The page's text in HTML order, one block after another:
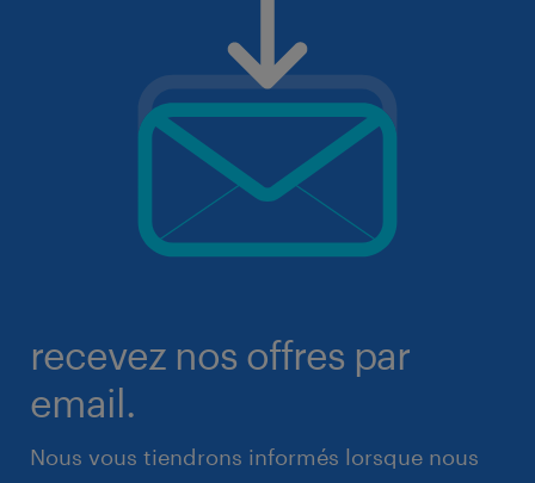
recevez nos offres par
email.
Nous vous tiendrons informés lorsque nous